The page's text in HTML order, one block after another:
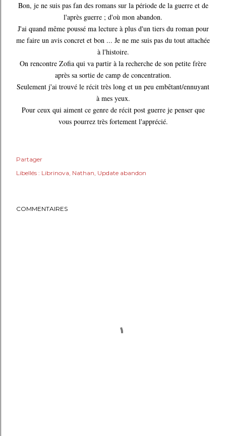
Bon, je ne suis pas fan des romans sur la période de la guerre et de
l'après guerre ; d'où mon abandon.
J'ai quand même poussé ma lecture à plus d'un tiers du roman pour
me faire un avis concret et bon ... Je ne me suis pas du tout attachée
à l'histoire.
On rencontre Zofia qui va partir à la recherche de son petite frère
après sa sortie de camp de concentration.
Seulement j'ai trouvé le récit très long et un peu embêtant/ennuyant
à mes yeux.
Pour ceux qui aiment ce genre de récit post guerre je penser que
vous pourrez très fortement l'apprécié.
Partager
Libellés : Librinova Nathan Update abandon
COMMENTAIRES